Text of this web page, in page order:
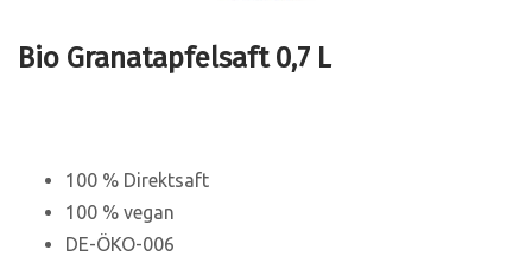
Bio Granatapfelsaft 0,7 L
100 % Direktsaft
100 % vegan
DE-ÖKO-006